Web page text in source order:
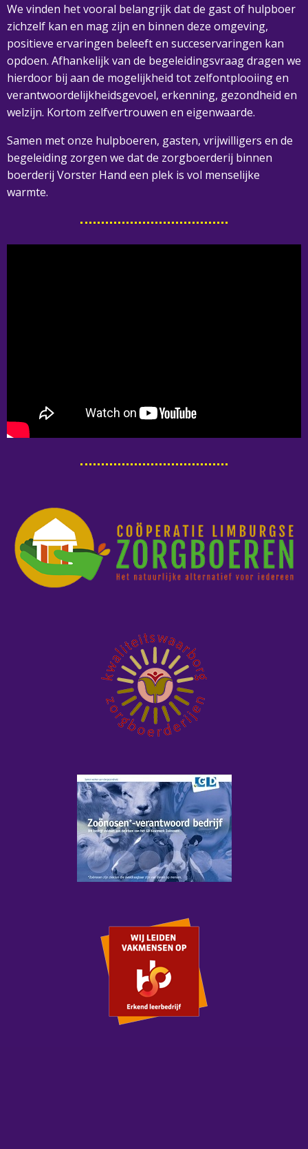
We vinden het vooral belangrijk dat de gast of hulpboer
zichzelf kan en mag zijn en binnen deze omgeving,
positieve ervaringen beleeft en succeservaringen kan
opdoen. Afhankelijk van de begeleidingsvraag dragen we
hierdoor bij aan de mogelijkheid tot zelfontplooiing en
verantwoordelijkheidsgevoel, erkenning, gezondheid en
welzijn. Kortom zelfvertrouwen en eigenwaarde.
Samen met onze hulpboeren, gasten, vrijwilligers en de
begeleiding zorgen we dat de zorgboerderij binnen
boerderij Vorster Hand een plek is vol menselijke
warmte.